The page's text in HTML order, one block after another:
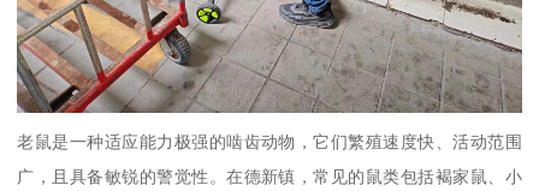
老鼠是一种适应能力极强的啮齿动物，它们繁殖速度快、活动范围
广，且具备敏锐的警觉性。在德新镇，常见的鼠类包括褐家鼠、小